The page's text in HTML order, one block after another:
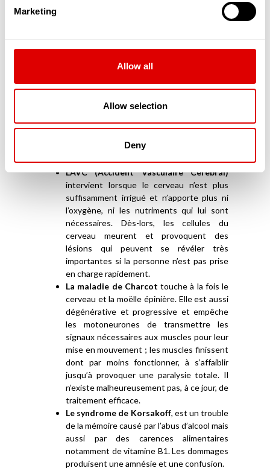
Marketing
Allow all
Allow selection
Deny
mémoire, les capacités de réflexion et la
capacité à réaliser des gestes simples de la
contrôle des mouvements du corps. 200
000 personnes sont diagnostiquées en
sus, chaque année.
L’incontinence apparaît lorsque le
sphincter urinal, qui permet de maintenir
fermée cette dernière, sont altérés.
L’AVC (Accident Vasculaire Cérébral)
intervient lorsque le cerveau n’est plus
suffisamment irrigué et n’apporte plus ni
l’oxygène, ni les nutriments qui lui sont
nécessaires. Dès-lors, les cellules du
cerveau meurent et provoquent des
lésions qui peuvent se révéler très
importantes si la personne n’est pas prise
en charge rapidement.
La maladie de Charcot touche à la fois le
cerveau et la moëlle épinière. Elle est aussi
dégénérative et progressive et empêche
les motoneurones de transmettre les
signaux nécessaires aux muscles pour leur
mise en mouvement ; les muscles finissent
dont par moins fonctionner, à s’affaiblir
jusqu’à provoquer une paralysie totale. Il
n’existe malheureusement pas, à ce jour, de
traitement efficace.
Le syndrome de Korsakoff, est un trouble
de la mémoire causé par l’abus d’alcool mais
aussi par des carences alimentaires
notamment de vitamine B1. Les dommages
produisent une amnésie et une confusion.